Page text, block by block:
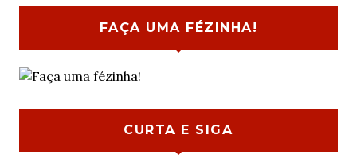
FAÇA UMA FÉZINHA!
CURTA E SIGA